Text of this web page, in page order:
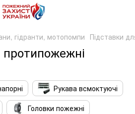
гідранти, мотопомпи Підставки
протипожежні
Рукава всмоктуючі
Головки пожежні